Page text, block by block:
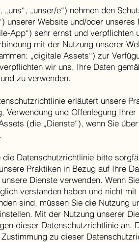
„uns“, „unser/e“) nehmen den
unserer Website und/oder
App“) sehr ernst und verpflichten
mit der Nutzung unserer
„digitale Assets“) zur
wir uns, Ihre Daten
zu verwenden.
erläutert unsere
Verwendung und Offenlegung
(die „Dienste“), wenn Sie
die Datenschutzrichtlinie bitte
Praktiken in Bezug auf Ihre
Dienste verwenden. Wenn
verstanden haben und nicht
sind, müssen Sie die Nutzung
Mit der Nutzung unserer
dieser Datenschutzrichtlinie an.
zu dieser